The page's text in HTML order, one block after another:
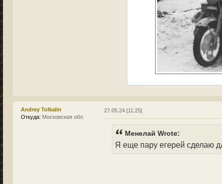
Andrey Tolkalin
Откуда: Московская обл.
27.05.24 [11:25]
Менелай Wrote:
Я еще пару егерей сделаю